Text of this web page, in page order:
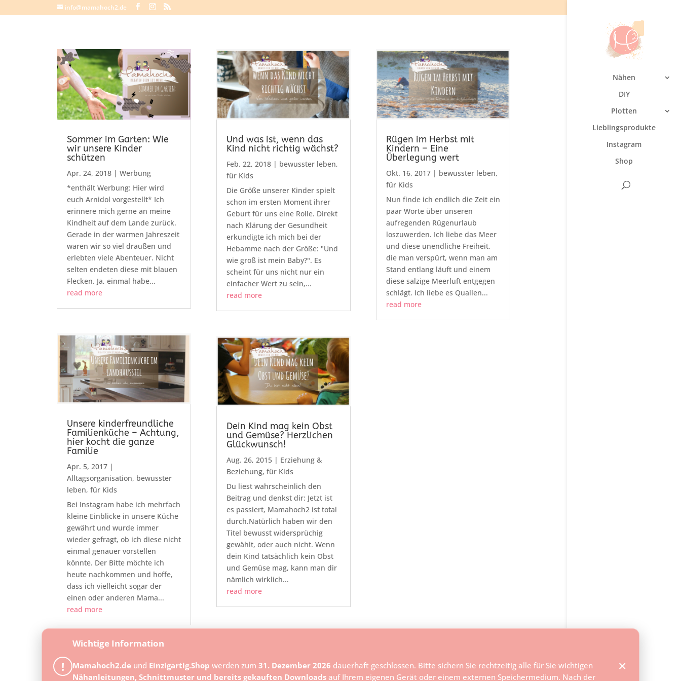
info@mamahoch2.de
Nähen
DIY
Plotten
Lieblingsprodukte
Instagram
Shop
Sommer im Garten: Wie
wir unsere Kinder
schützen
Apr. 24, 2018| Werbung
*enthält Werbung: Hier wird
euch Arnidol vorgestellt* Ich
erinnere mich gerne an meine
Kindheit auf dem Lande zurück.
Gerade in der warmen Jahreszeit
waren wir so viel draußen und
erlebten viele Abenteuer. Nicht
selten endeten diese mit blauen
Flecken. Ja, einmal habe...
read more
Unsere kinderfreundliche
Familienküche – Achtung,
hier kocht die ganze
Familie
Apr. 5, 2017|
Alltagsorganisation, bewusster
leben, für Kids
Bei Instagram habe ich mehrfach
kleine Einblicke in unsere Küche
gewährt und wurde immer
wieder gefragt, ob ich diese nicht
einmal genauer vorstellen
könnte. Der Bitte möchte ich
heute nachkommen und hoffe,
dass ich vielleicht sogar der
einen oder anderen Mama...
read more
Und was ist, wenn das
Kind nicht richtig wächst?
Feb. 22, 2018| bewusster leben,
für Kids
Die Größe unserer Kinder spielt
schon im ersten Moment ihrer
Geburt für uns eine Rolle. Direkt
nach Klärung der Gesundheit
erkundigte ich mich bei der
Hebamme nach der Größe: "Und
wie groß ist mein Baby?". Es
scheint für uns nicht nur ein
einfacher Wert zu sein,...
read more
Dein Kind mag kein Obst
und Gemüse? Herzlichen
Glückwunsch!
Aug. 26, 2015| Erziehung &
Beziehung, für Kids
Du liest wahrscheinlich den
Beitrag und denkst dir: Jetzt ist
es passiert, Mamahoch2 ist total
durch.Natürlich haben wir den
Titel bewusst widersprüchig
gewählt, oder auch nicht. Wenn
dein Kind tatsächlich kein Obst
und Gemüse mag, kann man dir
nämlich wirklich...
read more
Rügen im Herbst mit
Kindern – Eine
Überlegung wert
Okt. 16, 2017| bewusster leben,
für Kids
Nun finde ich endlich die Zeit ein
paar Worte über unseren
aufregenden Rügenurlaub
loszuwerden. Ich liebe das Meer
und diese unendliche Freiheit,
die man verspürt, wenn man am
Stand entlang läuft und einem
diese salzige Meerluft entgegen
schlägt. Ich liebe es Quallen...
read more
!
Wichtige Information
Mamahoch2.de und Einzigartig.Shop werden zum 31. Dezember 2026 dauerhaft geschlossen. Bitte sichern Sie rechtzeitig alle für Sie wichtigen
Nähanleitungen, Schnittmuster und bereits gekauften Downloads auf Ihrem eigenen Gerät oder einem externen Speichermedium. Nach der
×